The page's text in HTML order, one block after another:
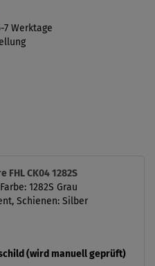
Werktage
FHL CK04 1282S
1282S Grau
Schienen: Silber
(wird manuell geprüft)